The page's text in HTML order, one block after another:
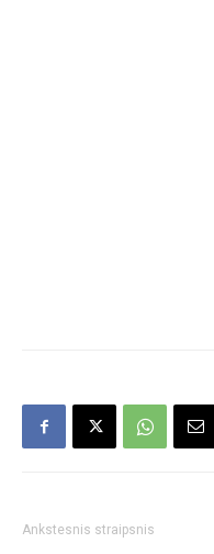
Ankstesnis straipsnis